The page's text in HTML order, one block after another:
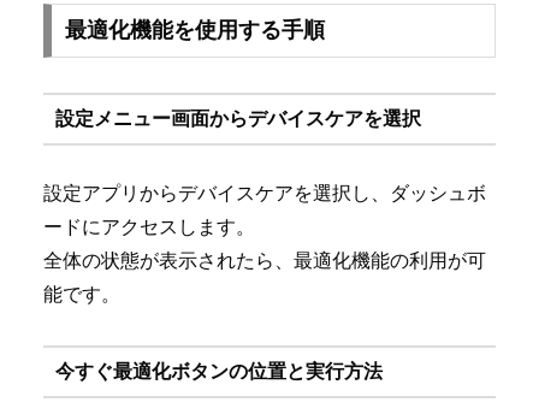
最適化機能を使用する手順
設定メニュー画面からデバイスケアを選択
設定アプリからデバイスケアを選択し、ダッシュボ
ードにアクセスします。
全体の状態が表示されたら、最適化機能の利用が可
能です。
今すぐ最適化ボタンの位置と実行方法